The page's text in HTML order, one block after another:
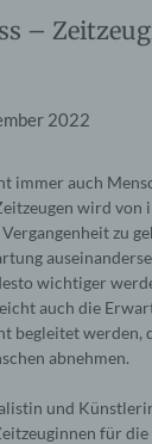
–
2022
immer auch
wird von
zu
wichtiger
auch die
begleitet werden,
abnehmen.
und
für die